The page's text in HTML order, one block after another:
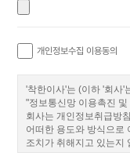
개인정보수집 이용동의